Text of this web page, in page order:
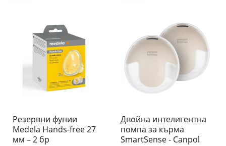
Резервни фунии
Medela Hands-free 27
мм – 2 бр
Двойна интелигентна
помпа за кърма
SmartSense - Canpol